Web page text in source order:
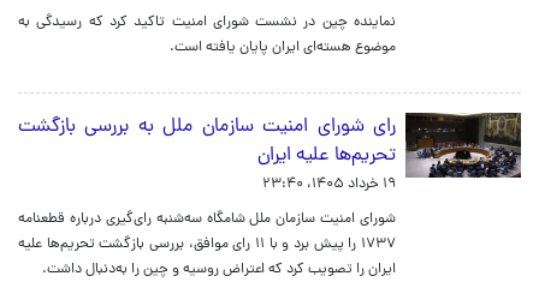
نماینده چین در نشست شورای امنیت تاکید کرد که رسیدگی به
موضوع هسته‌ای ایران پایان یافته است.
رای شورای امنیت سازمان ملل به بررسی بازگشت
تحریم‌ها علیه ایران
۱۹ خرداد ۱۴۰۵، ۲۳:۴۰
شورای امنیت سازمان ملل شامگاه سه‌شنبه رای‌گیری درباره قطعنامه
۱۷۳۷ را پیش برد و با ۱۱ رای موافق، بررسی بازگشت تحریم‌ها علیه
ایران را تصویب کرد که اعتراض روسیه و چین را به‌دنبال داشت.